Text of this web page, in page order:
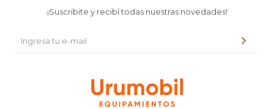
¡Suscribite y recibí todas nuestras novedades!